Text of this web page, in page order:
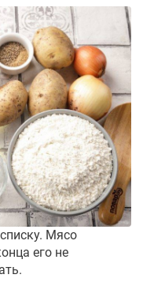
Мясо
его не